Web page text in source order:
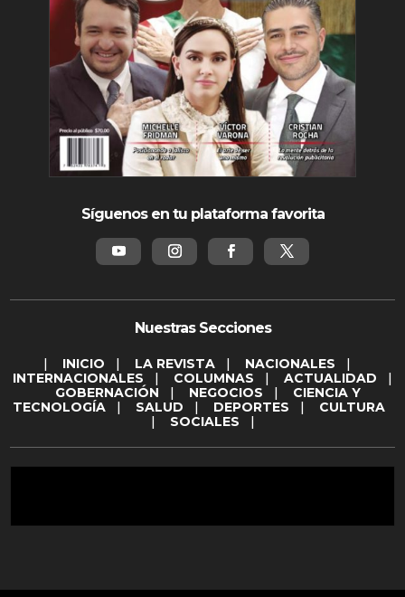
Síguenos en tu plataforma favorita
Nuestras Secciones
| INICIO | LA REVISTA | NACIONALES |
INTERNACIONALES | COLUMNAS | ACTUALIDAD |
GOBERNACIÓN | NEGOCIOS | CIENCIA Y
TECNOLOGÍA | SALUD | DEPORTES | CULTURA
| SOCIALES |